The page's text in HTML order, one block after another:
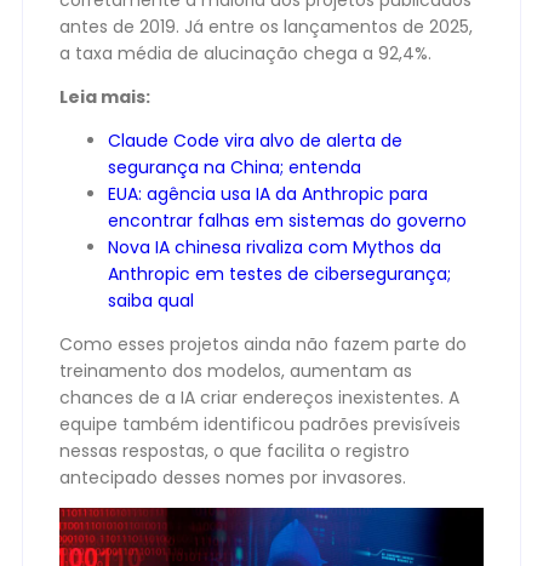
antes de 2019. Já entre os lançamentos de 2025,
a taxa média de alucinação chega a 92,4%.
Leia mais:
Claude Code vira alvo de alerta de
segurança na China; entenda
EUA: agência usa IA da Anthropic para
encontrar falhas em sistemas do governo
Nova IA chinesa rivaliza com Mythos da
Anthropic em testes de cibersegurança;
saiba qual
Como esses projetos ainda não fazem parte do
treinamento dos modelos, aumentam as
chances de a IA criar endereços inexistentes. A
equipe também identificou padrões previsíveis
nessas respostas, o que facilita o registro
antecipado desses nomes por invasores.